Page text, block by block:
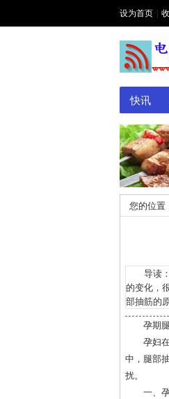
设为首页
快讯
您的位置
导读：
的变化，
部抽筋的
孕期
孕妇
中，腿部
扰。
一、